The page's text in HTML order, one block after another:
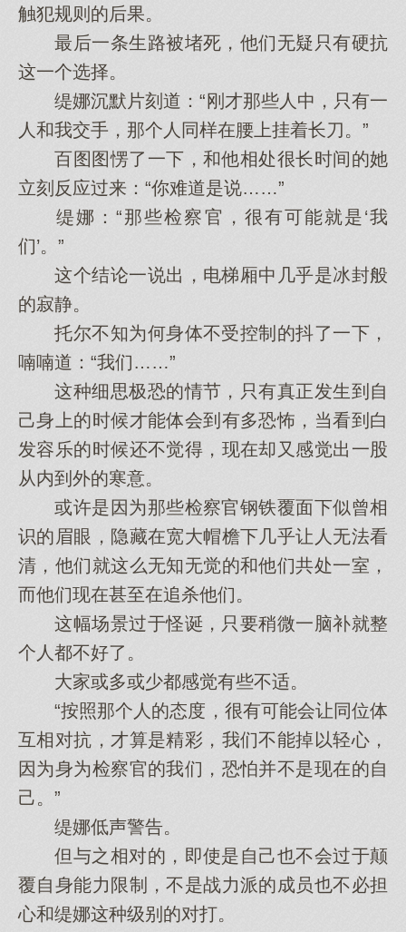
触犯规则的后果。
最后一条生路被堵死，他们无疑只有硬抗
这一个选择。
缇娜沉默片刻道：“刚才那些人中，只有一
人和我交手，那个人同样在腰上挂着长刀。”
百图图愣了一下，和他相处很长时间的她
立刻反应过来：“你难道是说……”
缇娜：“那些检察官，很有可能就是‘我
们’。”
这个结论一说出，电梯厢中几乎是冰封般
的寂静。
托尔不知为何身体不受控制的抖了一下，
喃喃道：“我们……”
这种细思极恐的情节，只有真正发生到自
己身上的时候才能体会到有多恐怖，当看到白
发容乐的时候还不觉得，现在却又感觉出一股
从内到外的寒意。
或许是因为那些检察官钢铁覆面下似曾相
识的眉眼，隐藏在宽大帽檐下几乎让人无法看
清，他们就这么无知无觉的和他们共处一室，
而他们现在甚至在追杀他们。
这幅场景过于怪诞，只要稍微一脑补就整
个人都不好了。
大家或多或少都感觉有些不适。
“按照那个人的态度，很有可能会让同位体
互相对抗，才算是精彩，我们不能掉以轻心，
因为身为检察官的我们，恐怕并不是现在的自
己。”
缇娜低声警告。
但与之相对的，即使是自己也不会过于颠
覆自身能力限制，不是战力派的成员也不必担
心和缇娜这种级别的对打。